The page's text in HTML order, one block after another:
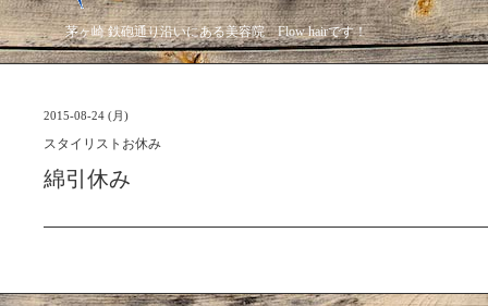
茅ヶ崎 鉄砲通り沿いにある美容院 Flow hairです！
2015-08-24 (月)
スタイリストお休み
綿引休み